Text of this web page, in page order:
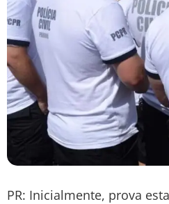
PR: Inicialmente, prova